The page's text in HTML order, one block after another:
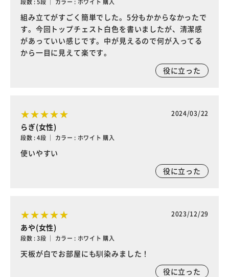
組み立てがすごく簡単でした。5分もかからなかったで
す。今回トップチェスト白色を書いましたが、清潔感
があっていい感じです。中が見えるので何が入ってる
から一目に見えて楽です。
役に立った
2024/03/22
らぎ(女性)
段数 : 4段 ｜ カラー : ホワイト 購入
使いやすい
役に立った
2023/12/29
あや(女性)
段数 : 3段 ｜ カラー : ホワイト 購入
天板が白でお部屋にも馴染みました！
役に立った